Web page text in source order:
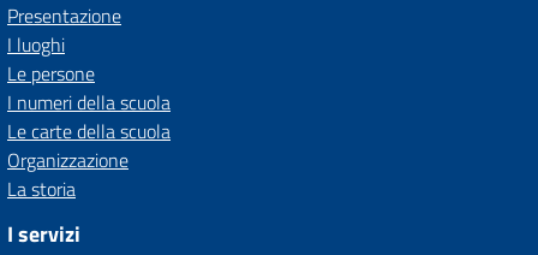
Presentazione
I luoghi
Le persone
I numeri della scuola
Le carte della scuola
Organizzazione
La storia
I servizi